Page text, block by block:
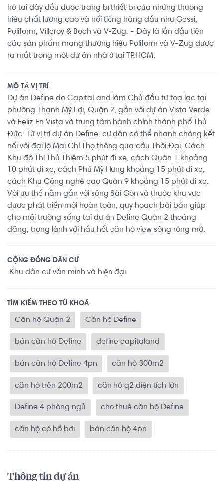
hộ tại đây đều được trang bị thiết bị của những thương
hiệu chất lượng cao và nổi tiếng hàng đầu như Gessi,
Poliform, Villeroy & Boch và V-Zug. - Đây là lần đầu tiên
các sản phẩm mang thương hiệu Poliform và V-Zug được
ra mắt trong một dự án nhà ở tại TP.HCM.
MÔ TẢ VỊ TRÍ
Dự án Define do CapitaLand làm Chủ đầu tư toạ lạc tại
phường Thạnh Mỹ Lợi, Quận 2, gần với dự án Vista Verde
và Feliz En Vista và trung tâm hành chính thành phố Thủ
Đức. Từ vị trí dự án Define, cư dân có thể nhanh chóng kết
nối với đại lộ Mai Chí Thọ thông qua cầu Thời Đại. Cách
Khu đô Thị Thủ Thiêm 5 phút đi xe, cách Quận 1 khoảng
10 phút đi xe, cách Phú Mỹ Hưng khoảng 15 phút đi xe,
cách Khu Công nghệ cao Quận 9 khoảng 15 phút đi xe.
Với ưu thế nằm gần với sông Sài Gòn và thuộc khu vực
được phát triển mới hoàn toàn, quy hoạch bài bản giúp
cho môi trường sống tại dự án Define Quận 2 thoáng
đãng, trong lành với hầu hết căn hộ view sông rộng mở.
CỘNG ĐỒNG DÂN CƯ
.Khu dân cư văn minh và hiện đại.
TÌM KIẾM THEO TỪ KHOÁ
Căn hộ Quận 2 Căn hộ Define
bán căn hộ Define define capitaland
bán căn hộ Define 4pn căn hộ 300m2
căn hộ trên 200m2 căn hộ q2 diện tích lớn
Define 4 phòng ngủ cho thuê căn hộ Define
căn hộ có hồ bơi bán căn hộ 4pn
Thông tin dự án